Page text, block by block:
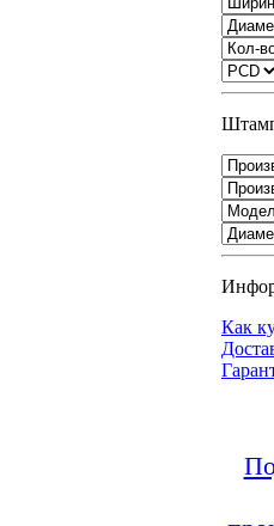
Как